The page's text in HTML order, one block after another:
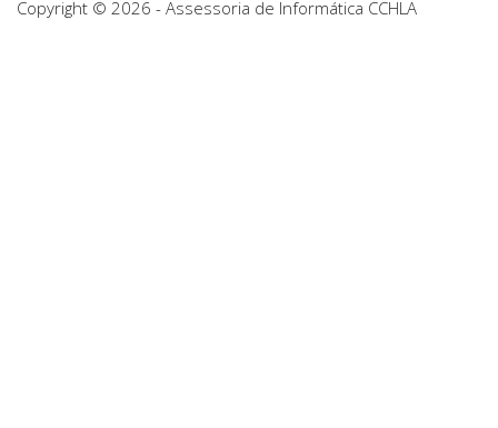
Copyright © 2026 - Assessoria de Informática CCHLA